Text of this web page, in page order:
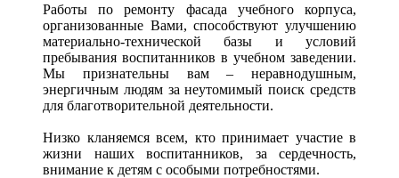
Работы по ремонту фасада учебного корпуса,
организованные Вами, способствуют улучшению
материально-технической базы и условий
пребывания воспитанников в учебном заведении.
Мы признательны вам – неравнодушным,
энергичным людям за неутомимый поиск средств
для благотворительной деятельности.
Низко кланяемся всем, кто принимает участие в
жизни наших воспитанников, за сердечность,
внимание к детям с особыми потребностями.